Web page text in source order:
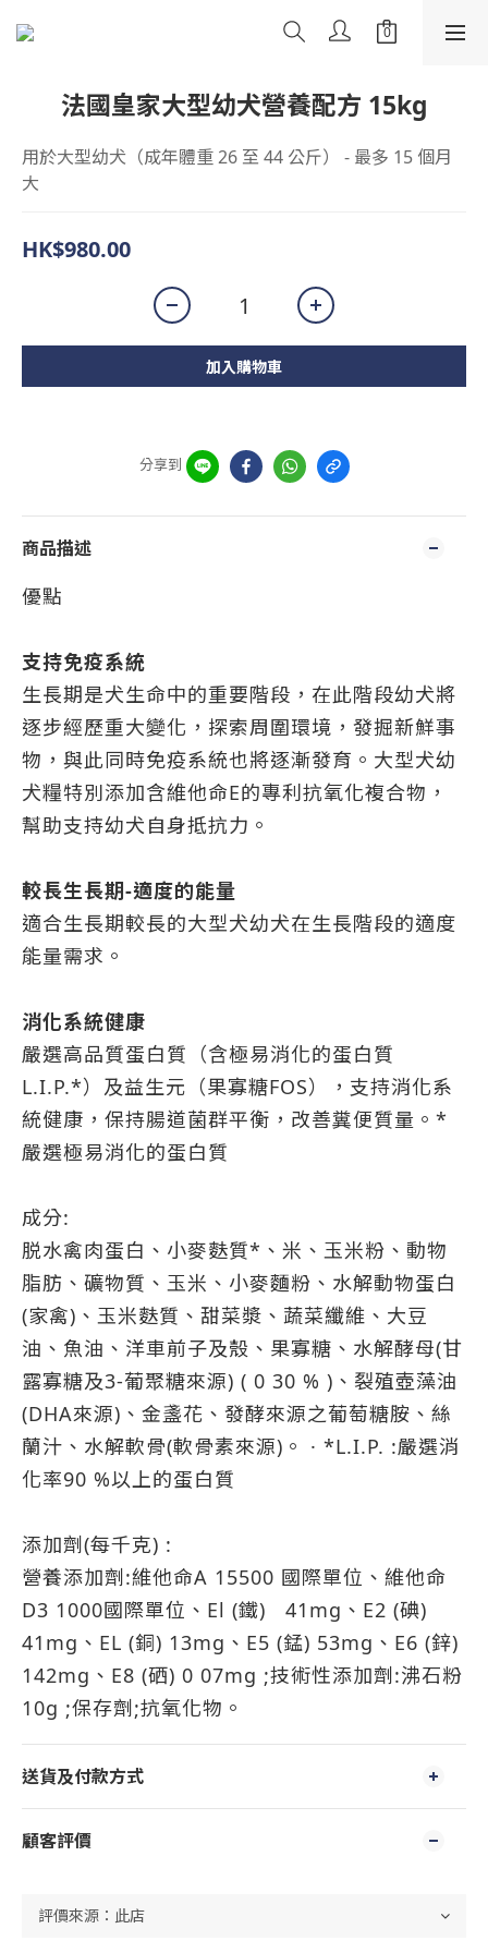
法國皇家大型幼犬營養配方 15kg
用於大型幼犬（成年體重 26 至 44 公斤） - 最多 15 個月
大
HK$980.00
加入購物車
分享到
商品描述
優點
支持免疫系統
生長期是犬生命中的重要階段，在此階段幼犬將
逐步經歷重大變化，探索周圍環境，發掘新鮮事
物，與此同時免疫系統也將逐漸發育。大型犬幼
犬糧特別添加含維他命E的專利抗氧化複合物，
幫助支持幼犬自身抵抗力。
較長生長期-適度的能量
適合生長期較長的大型犬幼犬在生長階段的適度
能量需求。
消化系統健康
嚴選高品質蛋白質（含極易消化的蛋白質
L.I.P.*）及益生元（果寡糖FOS），支持消化系
統健康，保持腸道菌群平衡，改善糞便質量。*
嚴選極易消化的蛋白質
成分:
脱水禽肉蛋白、小麥麩質*、米、玉米粉、動物
脂肪、礦物質、玉米、小麥麵粉、水解動物蛋白
(家禽)、玉米麩質、甜菜漿、蔬菜纖維、大豆
油、魚油、洋車前子及殼、果寡糖、水解酵母(甘
露寡糖及3-葡聚糖來源) ( 0 30 % )、裂殖壺藻油
(DHA來源)、金盞花、發酵來源之葡萄糖胺、絲
蘭汁、水解軟骨(軟骨素來源)。 · *L.I.P. :嚴選消
化率90 %以上的蛋白質
添加劑(每千克) :
營養添加劑:維他命A 15500 國際單位、維他命
D3 1000國際單位、El (鐵) 41mg、E2 (碘)
41mg、EL (銅) 13mg、E5 (錳) 53mg、E6 (鋅)
142mg、E8 (硒) 0 07mg ;技術性添加劑:沸石粉
10g ;保存劑;抗氧化物。
送貨及付款方式
顧客評價